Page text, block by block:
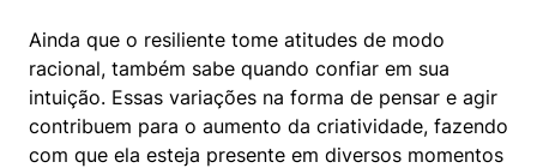
Ainda que o resiliente tome atitudes de modo
racional, também sabe quando confiar em sua
intuição. Essas variações na forma de pensar e agir
contribuem para o aumento da criatividade, fazendo
com que ela esteja presente em diversos momentos